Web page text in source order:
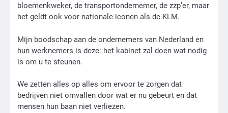
bloemenkweker, de transportondernemer, de zzp’er, maar
het geldt ook voor nationale iconen als de KLM.
Mijn boodschap aan de ondernemers van Nederland en
hun werknemers is deze: het kabinet zal doen wat nodig
is om u te steunen.
We zetten alles op alles om ervoor te zorgen dat
bedrijven niet omvallen door wat er nu gebeurt en dat
mensen hun baan niet verliezen.